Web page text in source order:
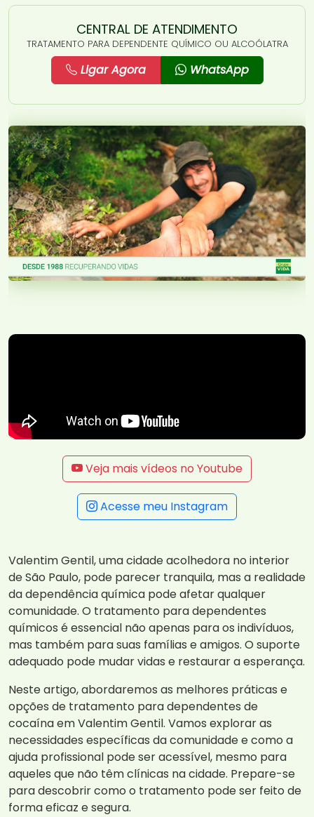
CENTRAL DE ATENDIMENTO
TRATAMENTO PARA DEPENDENTE QUÍMICO OU ALCOÓLATRA
Ligar Agora WhatsApp
Veja mais vídeos no Youtube
Acesse meu Instagram
Valentim Gentil, uma cidade acolhedora no interior
de São Paulo, pode parecer tranquila, mas a realidade
da dependência química pode afetar qualquer
comunidade. O tratamento para dependentes
químicos é essencial não apenas para os indivíduos,
mas também para suas famílias e amigos. O suporte
adequado pode mudar vidas e restaurar a esperança.
Neste artigo, abordaremos as melhores práticas e
opções de tratamento para dependentes de
cocaína em Valentim Gentil. Vamos explorar as
necessidades específicas da comunidade e como a
ajuda profissional pode ser acessível, mesmo para
aqueles que não têm clínicas na cidade. Prepare-se
para descobrir como o tratamento pode ser feito de
forma eficaz e segura.